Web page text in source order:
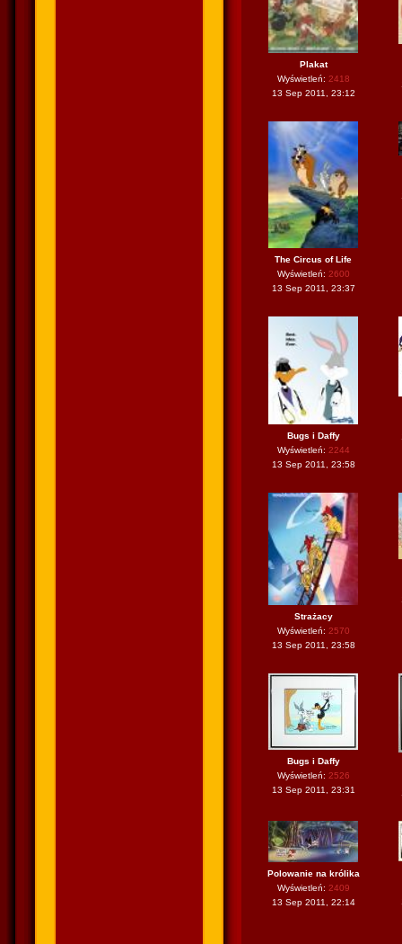
Plakat
Wyświetleń: 2418
13 Sep 2011, 23:12
The Circus of Life
Wyświetleń: 2600
13 Sep 2011, 23:37
Bugs i Daffy
Wyświetleń: 2244
13 Sep 2011, 23:58
Strażacy
Wyświetleń: 2570
13 Sep 2011, 23:58
Bugs i Daffy
Wyświetleń: 2526
13 Sep 2011, 23:31
Polowanie na królika
Wyświetleń: 2409
13 Sep 2011, 22:14